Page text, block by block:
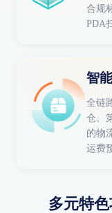
合规
PDA
智
全链
仓、
的物
运费
多元特